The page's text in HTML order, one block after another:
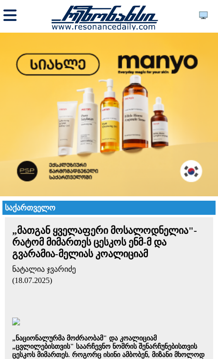
საქართველო
„მათგან ყველაფერი მოსალოდნელია"-
რატომ მიმართეს ცესკოს ენმ-მ და
გვარამია-მელიას კოალიციამ
ნატალია ჯვარიძე
(18.07.2025)
„ნაციონალურმა მოძრაობამ" და კოალიციამ
„ცვლილებისთვის" საარჩევნო ნომრის შენარჩუნებისთვის
ცესკოს მიმართეს. როგორც ისინი ამბობენ, მიზანი მხოლოდ